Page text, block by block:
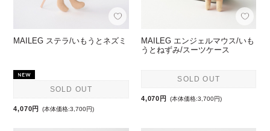
MAILEG ステラ/いもうとネズミ
SOLD OUT
4,070円 (本体価格:3,700円)
MAILEG エンジェルマウス/いも
うとねずみ/スーツケース
SOLD OUT
4,070円 (本体価格:3,700円)